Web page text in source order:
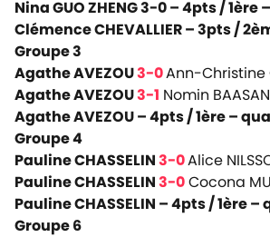
Nina GUO ZHENG 3-0 – 4pts / 1ère –
Clémence CHEVALLIER – 3pts /
Groupe 3
Agathe AVEZOU3-0Ann-Christine
Agathe AVEZOU3-1 Nomin BAASAN
Agathe AVEZOU – 4pts / 1ère –
Groupe 4
Pauline CHASSELIN3-0Alice
Pauline CHASSELIN3-0Cocona
Pauline CHASSELIN – 4pts / 1ère –
Groupe 6